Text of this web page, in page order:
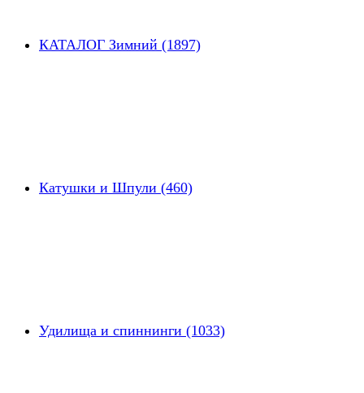
КАТАЛОГ Зимний (1897)
Катушки и Шпули (460)
Удилища и спиннинги (1033)